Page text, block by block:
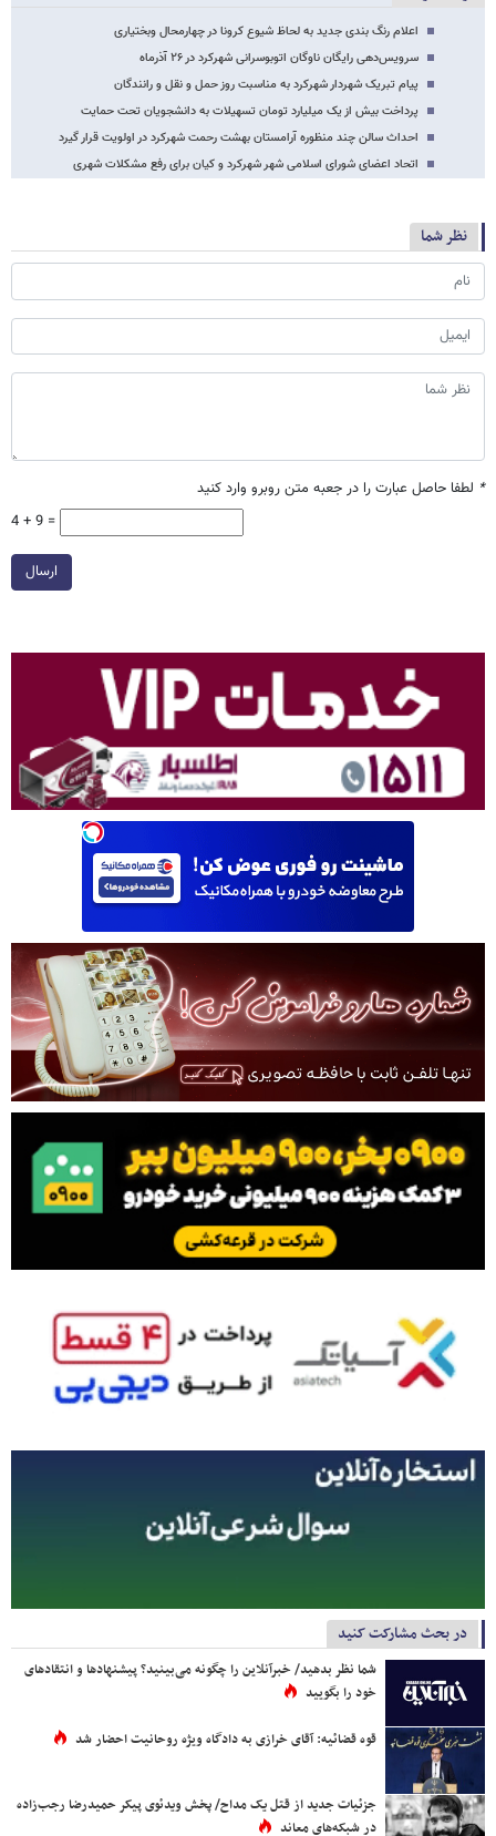
اعلام رنگ بندی جدید به لحاظ شیوع کرونا در چهارمحال وبختیاری
سرویس‌دهی رایگان ناوگان اتوبوسرانی شهرکرد در ۲۶ آذرماه
پیام تبریک شهردار شهرکرد به مناسبت روز حمل و نقل و رانندگان
پرداخت بیش از یک میلیارد تومان تسهیلات به دانشجویان تحت حمایت
احداث سالن چند منظوره آرامستان بهشت رحمت شهرکرد در اولویت قرار گیرد
اتحاد اعضای شورای اسلامی شهر شهرکرد و کیان برای رفع مشکلات شهری
نظر شما
* لطفا حاصل عبارت را در جعبه متن روبرو وارد کنید
4 + 9 =
ارسال
در بحث مشارکت کنید
شما نظر بدهید/ خبرآنلاین را چگونه می‌بینید؟ پیشنهادها و انتقادهای
خود را بگویید
قوه قضائیه: آقای خرازی به دادگاه ویژه روحانیت احضار شد
جزئیات جدید از قتل یک مداح/ پخش ویدئوی پیکر حمیدرضا رجب‌زاده
در شبکه‌های معاند